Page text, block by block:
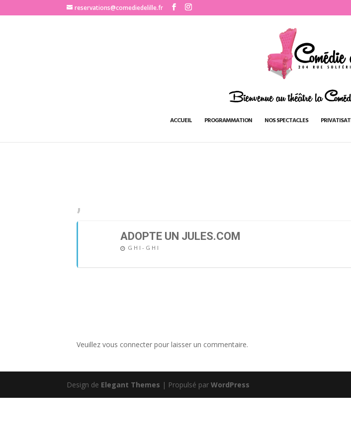
http://www.comediedelille.frreservations@comediedelille.fr
ACCUEIL PROGRAMMATION NOS SPECTACLES
,
ADOPTE UN JULES.COM
G H I - G H I
Veuillez vous connecter pour laisser un commentaire.
Design de Elegant Themes | Propulsé parWordPress